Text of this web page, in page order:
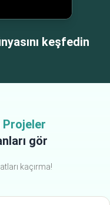
keşfedin
Projeler
gör
kaçırma!